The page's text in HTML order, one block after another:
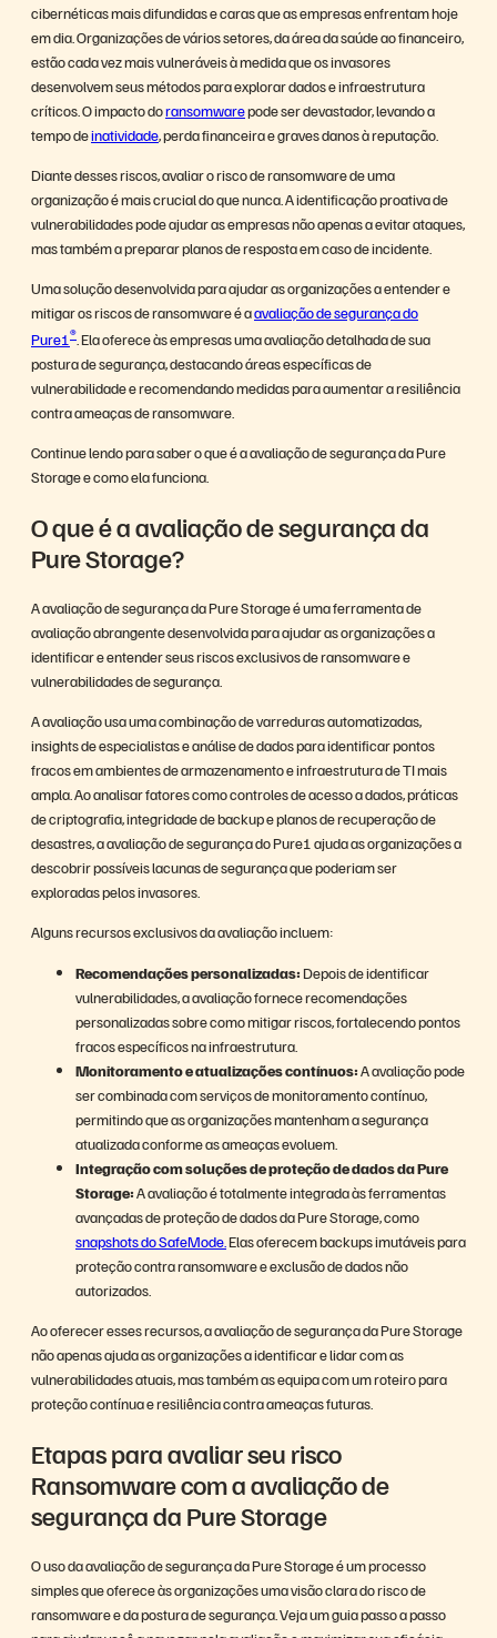
cibernéticas mais difundidas e caras que as empresas enfrentam hoje
em dia. Organizações de vários setores, da área da saúde ao financeiro,
estão cada vez mais vulneráveis à medida que os invasores
desenvolvem seus métodos para explorar dados e infraestrutura
críticos. O impacto doransomwarepode ser devastador, levando a
tempo deinatividade , perda financeira e graves danos à reputação.
Diante desses riscos, avaliar o risco de ransomware de uma
organização é mais crucial do que nunca. A identificação proativa de
vulnerabilidades pode ajudar as empresas não apenas a evitar ataques,
mas também a preparar planos de resposta em caso de incidente.
Uma solução desenvolvida para ajudar as organizações a entender e
mitigar os riscos de ransomware é aavaliação de segurança do
Pure1 ® . Ela oferece às empresas uma avaliação detalhada de sua
postura de segurança, destacando áreas específicas de
vulnerabilidade e recomendando medidas para aumentar a resiliência
contra ameaças de ransomware.
Continue lendo para saber o que é a avaliação de segurança da Pure
Storage e como ela funciona.
O que é a avaliação de segurança da
Pure Storage?
A avaliação de segurança da Pure Storage é uma ferramenta de
avaliação abrangente desenvolvida para ajudar as organizações a
identificar e entender seus riscos exclusivos de ransomware e
vulnerabilidades de segurança.
A avaliação usa uma combinação de varreduras automatizadas,
insights de especialistas e análise de dados para identificar pontos
fracos em ambientes de armazenamento e infraestrutura de TI mais
ampla. Ao analisar fatores como controles de acesso a dados, práticas
de criptografia, integridade de backup e planos de recuperação de
desastres, a avaliação de segurança do Pure1 ajuda as organizações a
descobrir possíveis lacunas de segurança que poderiam ser
exploradas pelos invasores.
Alguns recursos exclusivos da avaliação incluem:
Recomendações personalizadas:Depois de identificar
vulnerabilidades, a avaliação fornece recomendações
personalizadas sobre como mitigar riscos, fortalecendo pontos
fracos específicos na infraestrutura.
Monitoramento e atualizações contínuos:A avaliação pode
ser combinada com serviços de monitoramento contínuo,
permitindo que as organizações mantenham a segurança
atualizada conforme as ameaças evoluem.
Integração com soluções de proteção de dados da Pure
Storage:A avaliação é totalmente integrada às ferramentas
avançadas de proteção de dados da Pure Storage, como
snapshots do SafeMode. Elas oferecem backups imutáveis para
proteção contra ransomware e exclusão de dados não
autorizados.
Ao oferecer esses recursos, a avaliação de segurança da Pure Storage
não apenas ajuda as organizações a identificar e lidar com as
vulnerabilidades atuais, mas também as equipa com um roteiro para
proteção contínua e resiliência contra ameaças futuras.
Etapas para avaliar seu risco
Ransomware com a avaliação de
segurança da Pure Storage
O uso da avaliação de segurança da Pure Storage é um processo
simples que oferece às organizações uma visão clara do risco de
ransomware e da postura de segurança. Veja um guia passo a passo